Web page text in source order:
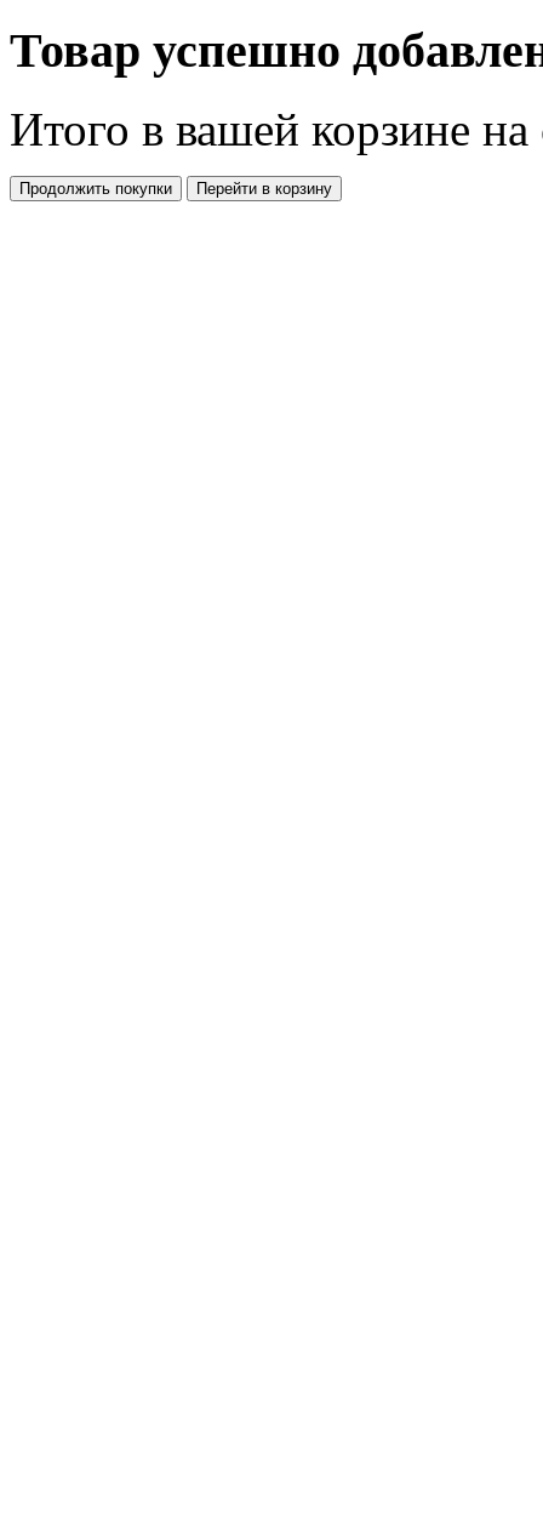
Товар успешно
Итого в вашей корзине
Продолжить покупки Перейти в корзину